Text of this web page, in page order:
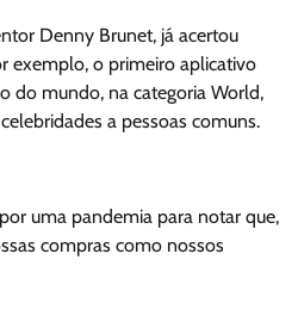
Denny Brunet, já acertou
exemplo, o primeiro aplicativo
do mundo, na categoria World,
a pessoas comuns.
uma pandemia para notar que,
compras como nossos